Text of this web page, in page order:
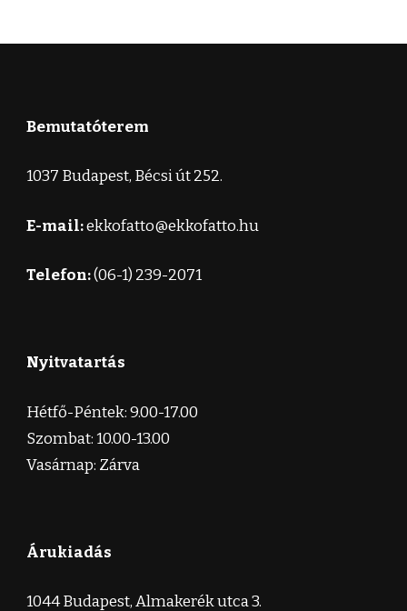
Bemutatóterem
1037 Budapest, Bécsi út 252.
E-mail:ekkofatto@ekkofatto.hu
Telefon:(06-1) 239-2071
Nyitvatartás
Hétfő-Péntek: 9.00-17.00
Szombat: 10.00-13.00
Vasárnap: Zárva
Árukiadás
1044 Budapest, Almakerék utca 3.